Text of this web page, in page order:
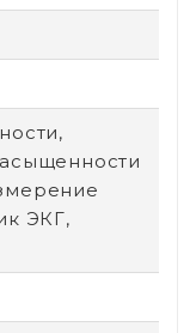
ЭКГ,